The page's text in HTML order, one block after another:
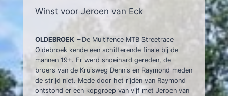
Winst voor Jeroen van Eck
OLDEBROEK – De Multifence MTB Streetrace
Oldebroek kende een schitterende finale bij de
mannen 19+. Er werd snoeihard gereden, de
broers van de Kruisweg Dennis en Raymond meden
de strijd niet. Mede door het rijden van Raymond
ontstond er een kopgroep van vijf met Jeroen van